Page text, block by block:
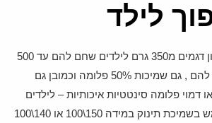
לילד
שמיכות פוך לילד במגוון דגמים מ350 גרם לילדים שחם להם עד 500
גרם למ"ר לילדים שקר להם , גם שמיכות 50% פלומה וכמובן גם
פלומה או דמוי פלומה סינטטיות איכותיות – לילדים
במידה 150\100 או 140\100